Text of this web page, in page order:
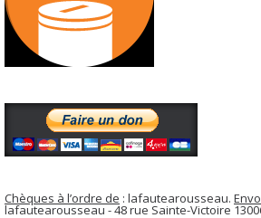
Chèques à l’ordre de : lafautearousseau.
lafautearousseau - 48 rue Sainte-Victoire 13006